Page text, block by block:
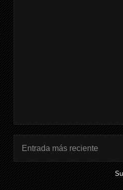
Entrada más reciente